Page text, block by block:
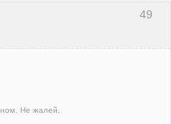
49
Не жалей.